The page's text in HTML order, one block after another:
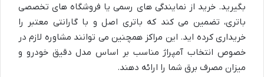
بگیرید. خرید از نمایندگی های رسمی یا فروشگاه های تخصصی
باتری، تضمین می کند که باتری اصل و با گارانتی معتبر را
خریداری کرده اید. این مراکز همچنین می توانند مشاوره لازم در
خصوص انتخاب آمپراژ مناسب بر اساس مدل دقیق خودرو و
میزان مصرف برق شما را ارائه دهند.